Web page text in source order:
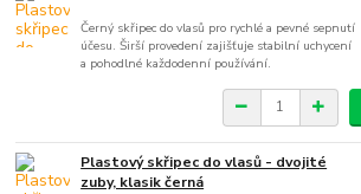
Černý skřipec do vlasů pro rychlé a pevné sepnutí
účesu. Širší provedení zajišťuje stabilní uchycení
a pohodlné každodenní používání.
Plastový skřipec do vlasů - dvojité
zuby, klasik černá